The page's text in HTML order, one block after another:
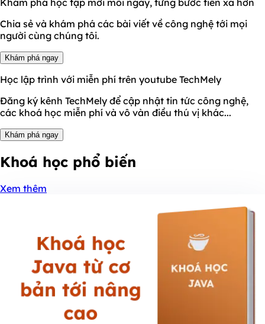
Chia sẻ và khám phá các bài viết về công nghệ tới mọi
người cùng chúng tôi.
Khám phá ngay
Học lập trình với miễn phí trên youtube TechMely
Đăng ký kênh TechMely để cập nhật tin tức công nghệ,
các khoá học miễn phí và vô vàn điều thú vị khác...
Khám phá ngay
Khoá học phổ biến
Xem thêm